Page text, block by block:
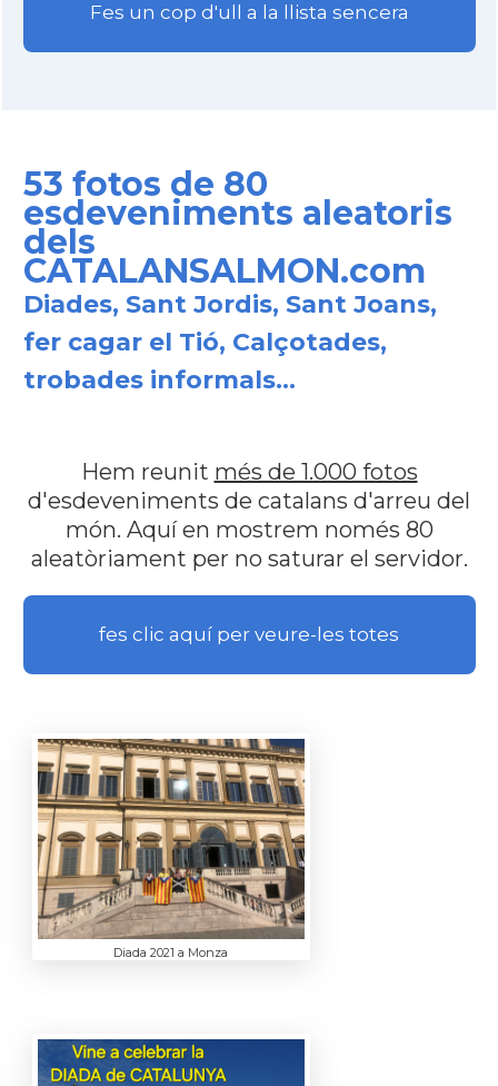
Fes un cop d'ull a la llista sencera
53 fotos de 80
esdeveniments aleatoris
dels
CATALANSALMON.com
Diades, Sant Jordis, Sant Joans,
fer cagar el Tió, Calçotades,
trobades informals...
Hem reunit més de 1.000 fotos
d'esdeveniments de catalans d'arreu del
món. Aquí en mostrem només 80
aleatòriament per no saturar el servidor.
fes clic aquí per veure-les totes
Diada 2021 a Monza